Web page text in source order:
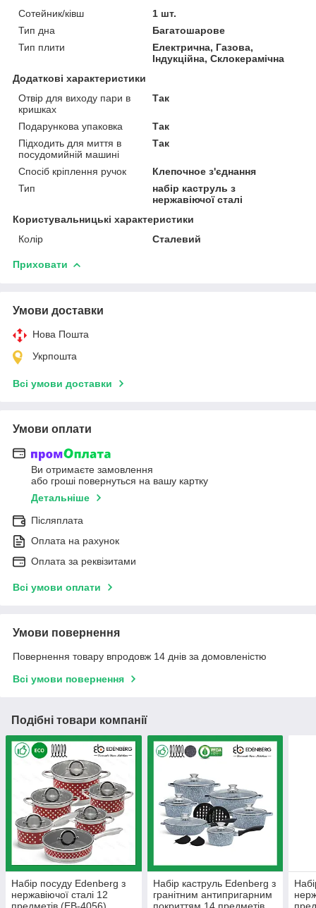
Сотейник/ківш
1 шт.
Тип дна
Багатошарове
Тип плити
Електрична, Газова,
Індукційна, Склокерамічна
Додаткові характеристики
Отвір для виходу пари в
кришках
Так
Подарункова упаковка
Так
Підходить для миття в
посудомийній машині
Так
Спосіб кріплення ручок
Клепочное з'єднання
Тип
набір каструль з
нержавіючої сталі
Користувальницькі характеристики
Колір
Сталевий
Приховати
Умови доставки
Нова Пошта
Укрпошта
Всі умови доставки
Умови оплати
Ви отримаєте замовлення
або гроші повернуться на вашу картку
Детальніше
Післяплата
Оплата на рахунок
Оплата за реквізитами
Всі умови оплати
Умови повернення
Повернення товару впродовж 14 днів за домовленістю
Всі умови повернення
Подібні товари компанії
Набір посуду Edenberg з
нержавіючої сталі 12
предметів (EB-4056)
Набір каструль Edenberg з
гранітним антипригарним
покриттям 14 предметів